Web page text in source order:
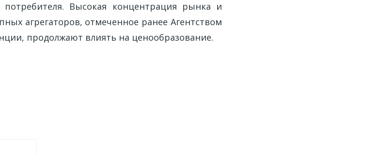
Высокая концентрация рынка и
агрегаторов, отмеченное ранее Агентством
продолжают влиять на ценообразование.